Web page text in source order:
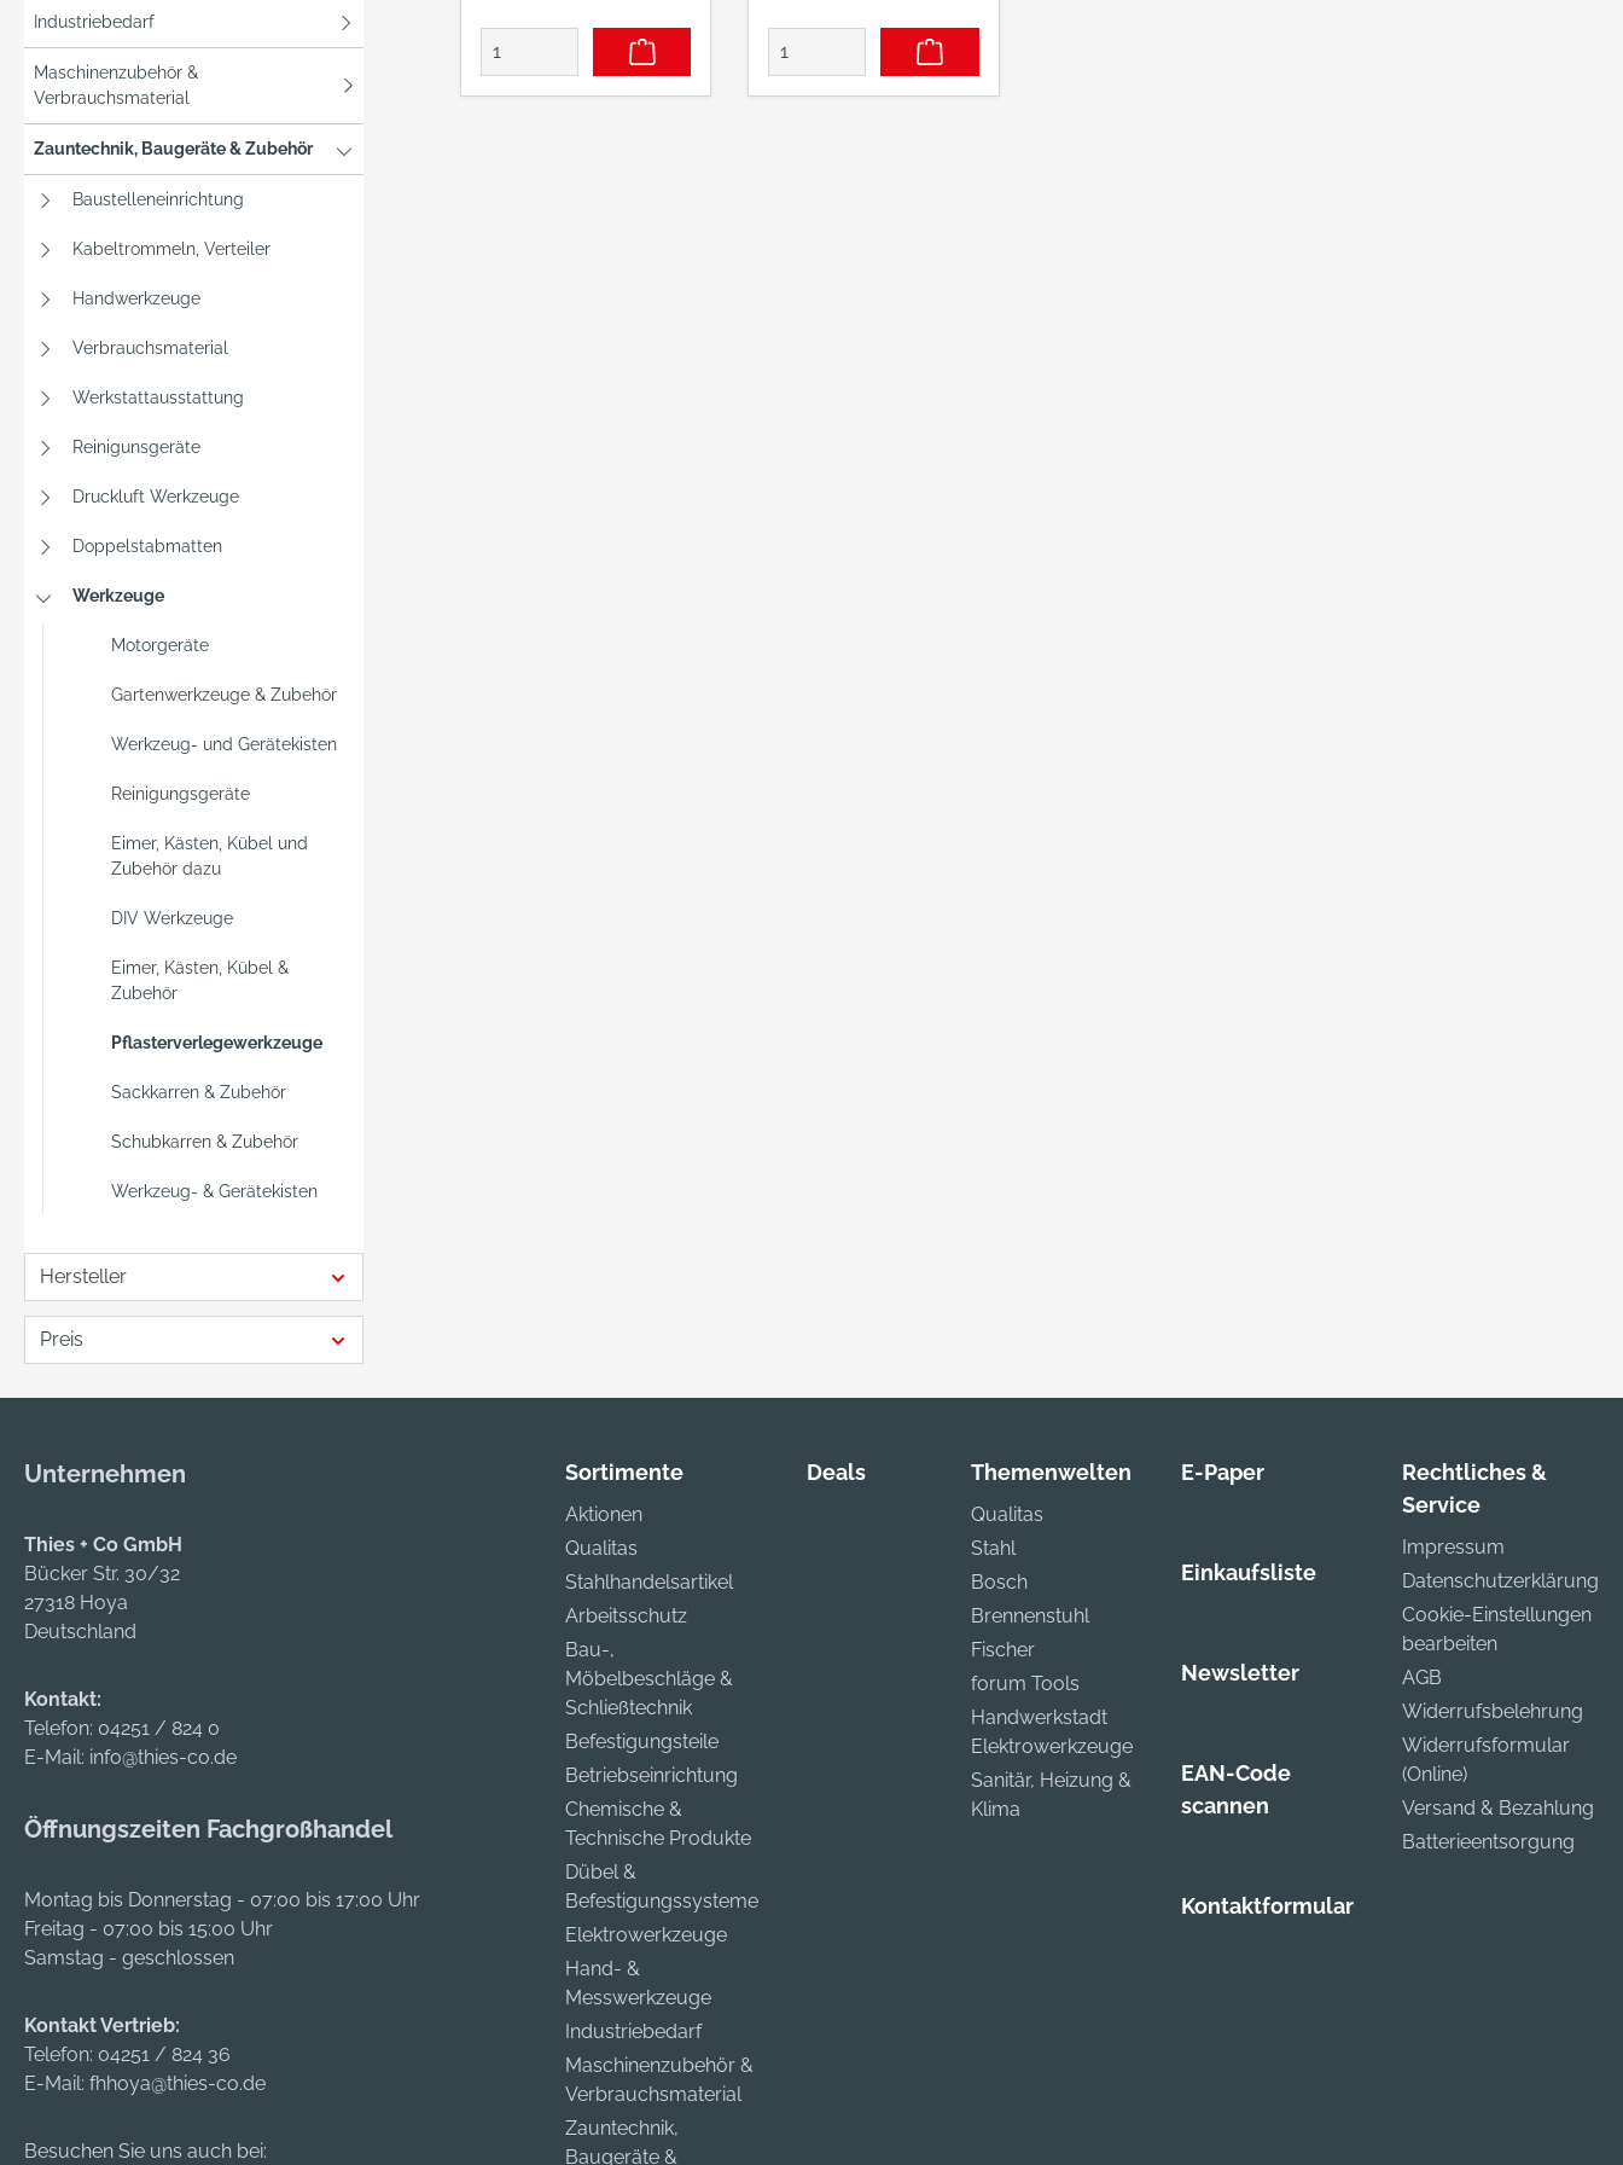
Industriebedarf
Maschinenzubehör &
Verbrauchsmaterial
Zauntechnik, Baugeräte & Zubehör
Baustelleneinrichtung
Kabeltrommeln, Verteiler
Handwerkzeuge
Verbrauchsmaterial
Werkstattausstattung
Reinigunsgeräte
Druckluft Werkzeuge
Doppelstabmatten
Werkzeuge
Motorgeräte
Gartenwerkzeuge & Zubehör
Werkzeug- und Gerätekisten
Reinigungsgeräte
Eimer, Kästen, Kübel und
Zubehör dazu
DIV Werkzeuge
Eimer, Kästen, Kübel &
Zubehör
Pflasterverlegewerkzeuge
Sackkarren & Zubehör
Schubkarren & Zubehör
Werkzeug- & Gerätekisten
Hersteller
Preis
Unternehmen
Thies + Co GmbH
Bücker Str. 30/32
27318 Hoya
Deutschland
Kontakt:
Telefon: 04251 / 824 0
E-Mail: info@thies-co.de
Öffnungszeiten Fachgroßhandel
Montag bis Donnerstag - 07:00 bis 17:00 Uhr
Freitag - 07:00 bis 15:00 Uhr
Samstag - geschlossen
Kontakt Vertrieb:
Telefon: 04251 / 824 36
E-Mail: fhhoya@thies-co.de
Besuchen Sie uns auch bei:
Sortimente
Aktionen
Qualitas
Stahlhandelsartikel
Arbeitsschutz
Bau-,
Möbelbeschläge &
Schließtechnik
Befestigungsteile
Betriebseinrichtung
Chemische &
Technische Produkte
Dübel &
Befestigungssysteme
Elektrowerkzeuge
Hand- &
Messwerkzeuge
Industriebedarf
Maschinenzubehör &
Verbrauchsmaterial
Zauntechnik,
Baugeräte &
Deals Themenwelten
Qualitas
Stahl
Bosch
Brennenstuhl
Fischer
forum Tools
Handwerkstadt
Elektrowerkzeuge
Sanitär, Heizung &
Klima
E-Paper
Einkaufsliste
Newsletter
EAN-Code
scannen
Kontaktformular
Rechtliches &
Service
Impressum
Datenschutzerklärung
Cookie-Einstellungen
bearbeiten
AGB
Widerrufsbelehrung
Widerrufsformular
(Online)
Versand & Bezahlung
Batterieentsorgung